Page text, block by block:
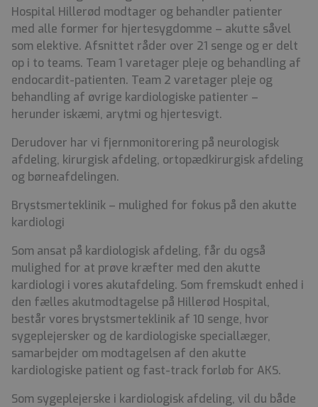
Hospital Hillerød modtager og behandler patienter
med alle former for hjertesygdomme – akutte såvel
som elektive. Afsnittet råder over 21 senge og er delt
op i to teams. Team 1 varetager pleje og behandling af
endocardit-patienten. Team 2 varetager pleje og
behandling af øvrige kardiologiske patienter –
herunder iskæmi, arytmi og hjertesvigt.
Derudover har vi fjernmonitorering på neurologisk
afdeling, kirurgisk afdeling, ortopædkirurgisk afdeling
og børneafdelingen.
Brystsmerteklinik – mulighed for fokus på den akutte
kardiologi
Som ansat på kardiologisk afdeling, får du også
mulighed for at prøve kræfter med den akutte
kardiologi i vores akutafdeling. Som fremskudt enhed i
den fælles akutmodtagelse på Hillerød Hospital,
består vores brystsmerteklinik af 10 senge, hvor
sygeplejersker og de kardiologiske speciallæger,
samarbejder om modtagelsen af den akutte
kardiologiske patient og fast-track forløb for AKS.
Som sygeplejerske i kardiologisk afdeling, vil du både